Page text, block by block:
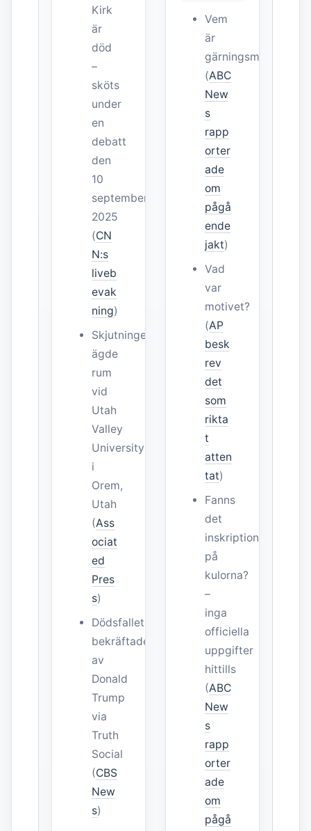
Kirk
är
död
–
sköts
under
en
debatt
den
10
september
2025
(CN
N:s
liveb
evak
ning)
Skjutningen
ägde
rum
vid
Utah
Valley
University
i
Orem,
Utah
(Ass
ociat
ed
Pres
s)
Dödsfallet
bekräftades
av
Donald
Trump
via
Truth
Social
(CBS
New
s)
Vem
är
gärningsmannen?
(ABC
New
s
rapp
orter
ade
om
pågå
ende
jakt)
Vad
var
motivet?
(AP
besk
rev
det
som
rikta
t
atten
tat)
Fanns
det
inskriptioner
på
kulorna?
–
inga
officiella
uppgifter
hittills
(ABC
New
s
rapp
orter
ade
om
pågå